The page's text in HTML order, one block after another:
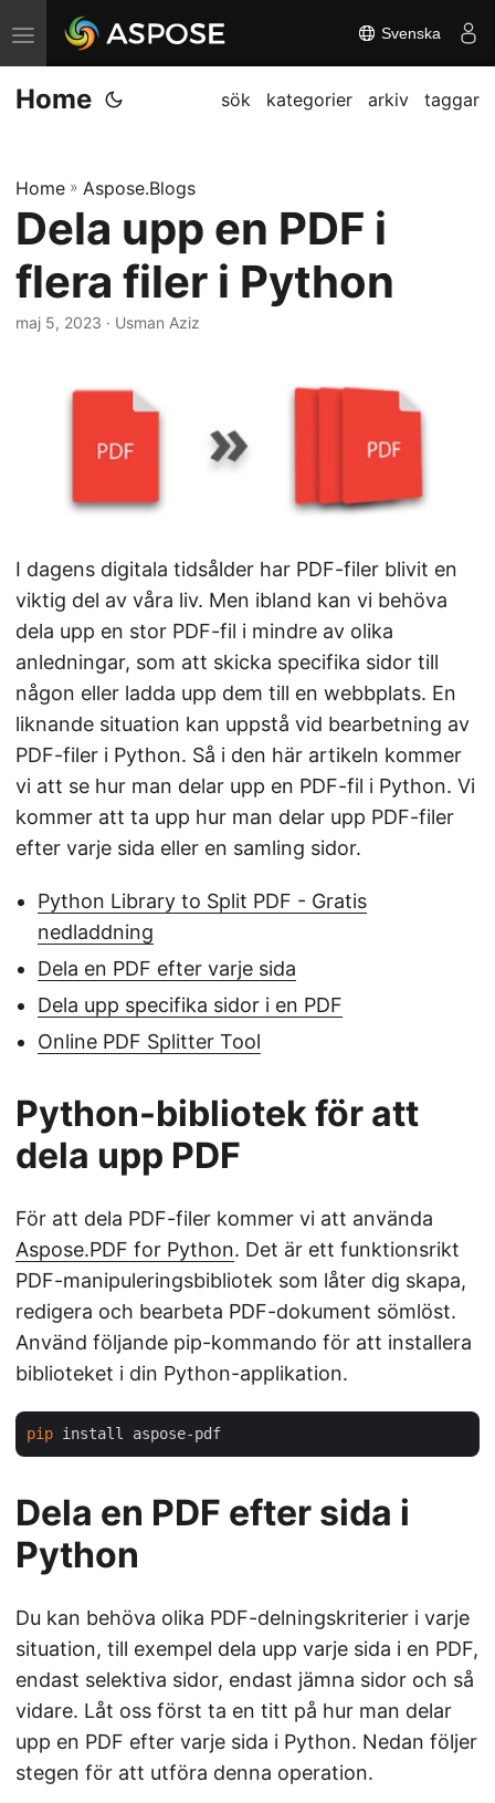
V
ä
x
n
a
i
g
Svenska
Home sök kategorier arkiv taggar
Home » Aspose.Blogs
Dela upp en PDF i
flera filer i Python
maj 5, 2023 · Usman Aziz
I dagens digitala tidsålder har PDF-filer blivit en
viktig del av våra liv. Men ibland kan vi behöva
dela upp en stor PDF-fil i mindre av olika
anledningar, som att skicka specifika sidor till
någon eller ladda upp dem till en webbplats. En
liknande situation kan uppstå vid bearbetning av
PDF-filer i Python. Så i den här artikeln kommer
vi att se hur man delar upp en PDF-fil i Python. Vi
kommer att ta upp hur man delar upp PDF-filer
efter varje sida eller en samling sidor.
Python Library to Split PDF - Gratis
nedladdning
Dela en PDF efter varje sida
Dela upp specifika sidor i en PDF
Online PDF Splitter Tool
Python-bibliotek för att
dela upp PDF
För att dela PDF-filer kommer vi att använda
Aspose.PDF for Python. Det är ett funktionsrikt
PDF-manipuleringsbibliotek som låter dig skapa,
redigera och bearbeta PDF-dokument sömlöst.
Använd följande pip-kommando för att installera
biblioteket i din Python-applikation.
pip
Dela en PDF efter sida i
Python
Du kan behöva olika PDF-delningskriterier i varje
situation, till exempel dela upp varje sida i en PDF,
endast selektiva sidor, endast jämna sidor och så
vidare. Låt oss först ta en titt på hur man delar
upp en PDF efter varje sida i Python. Nedan följer
stegen för att utföra denna operation.